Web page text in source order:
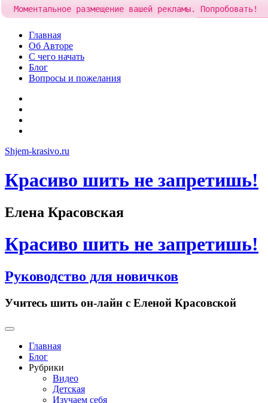
Skip
content
Главная
Об Авторе
С чего начать
Блог
Вопросы и пожелания
Shjem-krasivo.ru
Красиво шить не запретишь!
Елена Красовская
Красиво шить не запретишь!
Руководство для новичков
Учитесь шить он-лайн с Еленой Красовской
Primary
Главная
Блог
Рубрики
Видео
Детская
Изучаем себя
Моментальное размещение вашей рекламы. Попробовать!